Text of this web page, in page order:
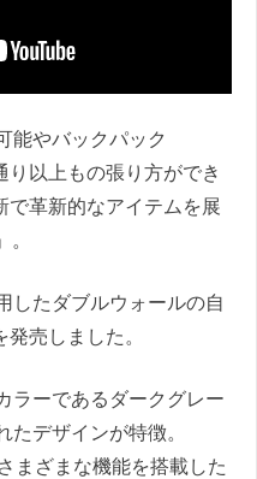
能やバックパック
り以上もの張り方ができ
で革新的なアイテムを展
したダブルウォールの自
売しました。
ラーであるダークグレー
たデザインが特徴。
まざまな機能を搭載した